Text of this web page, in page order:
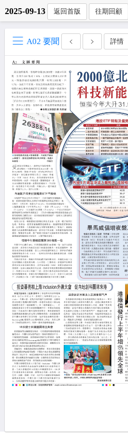
2025-09-13 返回首版 往期回顧
A02 要聞 詳情